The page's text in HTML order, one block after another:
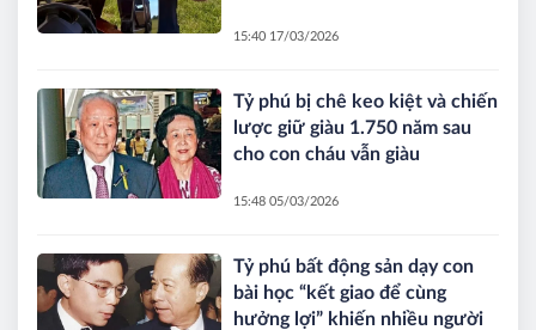
15:40 17/03/2026
Tỷ phú bị chê keo kiệt và chiến
lược giữ giàu 1.750 năm sau
cho con cháu vẫn giàu
15:48 05/03/2026
Tỷ phú bất động sản dạy con
bài học “kết giao để cùng
hưởng lợi” khiến nhiều người